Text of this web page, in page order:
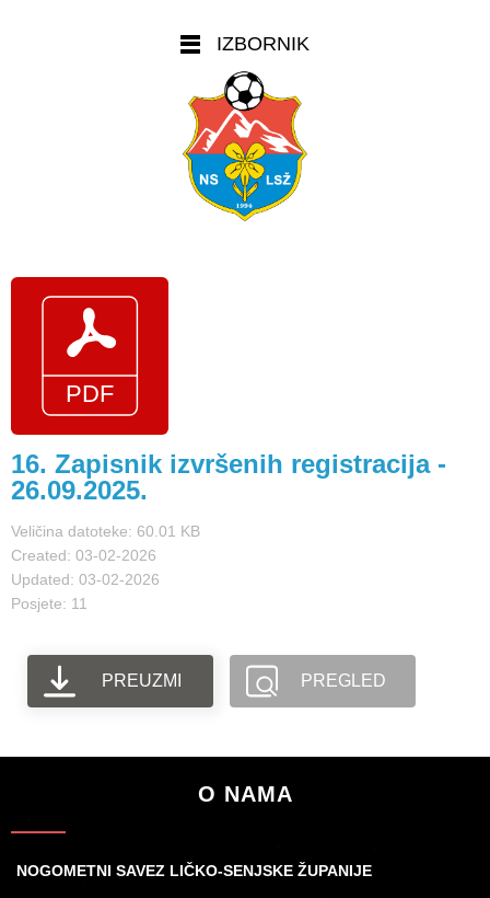
IZBORNIK
16. Zapisnik izvršenih registracija -
26.09.2025.
Veličina datoteke: 60.01 KB
Created: 03-02-2026
Updated: 03-02-2026
Posjete: 11
PREUZMI PREGLED
O NAMA
NOGOMETNI SAVEZ LIČKO-SENJSKE ŽUPANIJE